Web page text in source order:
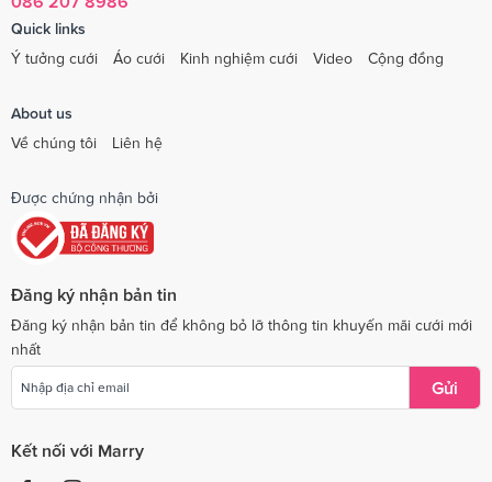
Quick links
Ý tưởng cưới
Áo cưới Kinh nghiệm cưới Video Cộng đồng
About us
Về chúng tôi
Liên hệ
Được chứng nhận bởi
Đăng ký nhận bản tin
Đăng ký nhận bản tin để không bỏ lỡ thông tin khuyến mãi cưới mới
nhất
Gửi
Kết nối với Marry